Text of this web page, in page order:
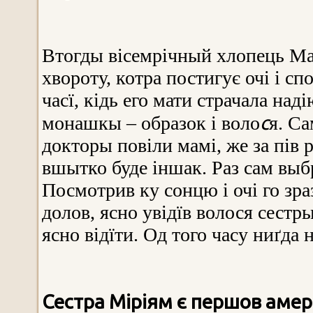
Втогды вісемрічный хлопець
хвороту, котра постигує очі і
часї, кідь его мати страчала
монашкы – образок і волося.
докторы повіли мамі, же за пів
вшытко буде іншак. Раз сам
Посмотрив ку сонцю і очі го
долов, ясно увідїв волося
ясно відїти. Од того часу
Сестра Міріям є першов